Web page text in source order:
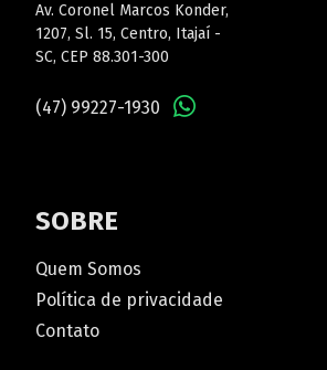
Av. Coronel Marcos Konder,
1207, Sl. 15, Centro, Itajaí -
SC, CEP 88.301-300
(47) 99227-1930
SOBRE
Quem Somos
Política de privacidade
Contato